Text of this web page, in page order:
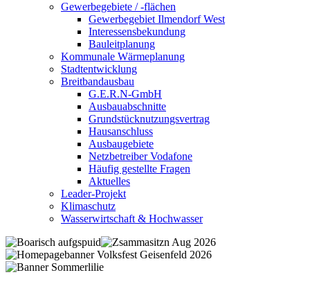
Gewerbegebiete / -flächen
Gewerbegebiet Ilmendorf West
Interessensbekundung
Bauleitplanung
Kommunale Wärmeplanung
Stadtentwicklung
Breitbandausbau
G.E.R.N-GmbH
Ausbauabschnitte
Grundstücknutzungsvertrag
Hausanschluss
Ausbaugebiete
Netzbetreiber Vodafone
Häufig gestellte Fragen
Aktuelles
Leader-Projekt
Klimaschutz
Wasserwirtschaft & Hochwasser